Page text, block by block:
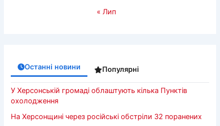
« Лип
Останні новини Популярні
У Херсонській громаді облаштують кілька Пунктів
охолодження
На Херсонщині через російські обстріли 32 поранених